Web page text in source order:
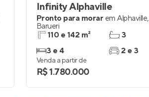
Infinity Alphaville
Pronto para morar em Alphaville,
Barueri
110 e 142 m²
3 e 4
3
2 e 3
Venda a partir de
R$ 1.780.000